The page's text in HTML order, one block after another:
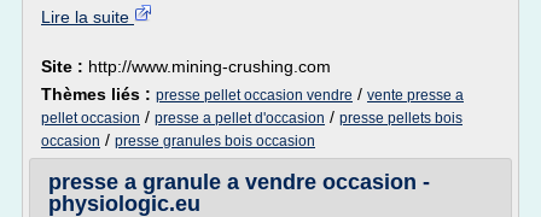
Lire la suite
Site : http://www.mining-crushing.com
Thèmes liés : presse pellet occasion vendre / vente presse a
pellet occasion / presse a pellet d'occasion / presse pellets bois
occasion / presse granules bois occasion
presse a granule a vendre occasion -
physiologic.eu